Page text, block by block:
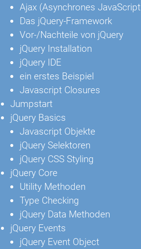
Ajax (Asynchrones
Das jQuery-Framework
Vor-/Nachteile von jQuery
jQuery Installation
jQuery IDE
ein erstes Beispiel
Javascript Closures
Jumpstart
jQuery Basics
Javascript Objekte
jQuery Selektoren
jQuery CSS Styling
jQuery Core
Utility Methoden
Type Checking
jQuery Data Methoden
jQuery Events
jQuery Event Object